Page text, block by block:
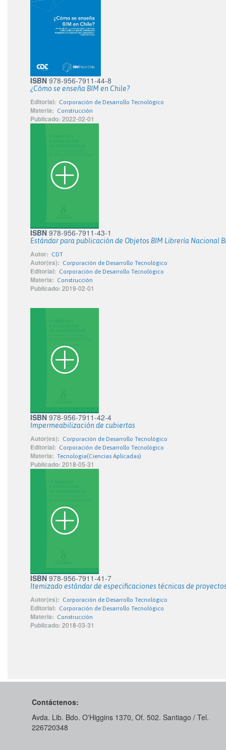
ISBN 978-956-7911-44-8
¿Cómo se enseña BIM en Chile?
Editorial: Corporación de Desarrollo Tecnológico
Materia: Construcción
Publicado: 2022-02-01
ISBN 978-956-7911-43-1
Estándar para publicación de Objetos BIM Librería Nacional
Autor: CDT
Autor(es): Corporación de Desarrollo Tecnológico
Editorial: Corporación de Desarrollo Tecnológico
Materia: Construcción
Publicado: 2019-02-01
ISBN 978-956-7911-42-4
Impermeabilización de cubiertas
Autor(es): Corporación de Desarrollo Tecnológico
Editorial: Corporación de Desarrollo Tecnológico
Materia: Tecnologia(Ciencias Aplicadas)
Publicado: 2018-05-31
ISBN 978-956-7911-41-7
Itemizado estándar de especificaciones técnicas de
Autor(es): Corporación de Desarrollo Tecnológico
Editorial: Corporación de Desarrollo Tecnológico
Materia: Construcción
Publicado: 2018-03-31
Contáctenos:
Avda. Lib. Bdo. O'Higgins 1370, Of. 502. Santiago / Tel.
226720348